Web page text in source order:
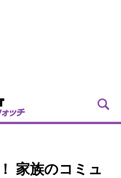
家族のコミュ